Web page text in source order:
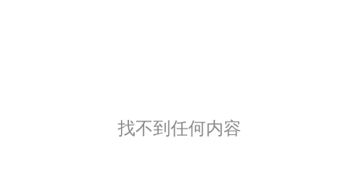
找不到任何内容